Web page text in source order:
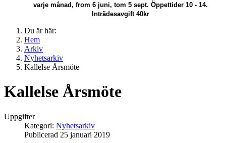
varje månad, from 6 juni, tom 5 sept. Öppettider 10 - 14.
Inträdesavgift 40kr
Du är här:
Hem
Arkiv
Nyhetsarkiv
Kallelse Årsmöte
Kallelse Årsmöte
Uppgifter
Kategori: Nyhetsarkiv
Publicerad 25 januari 2019